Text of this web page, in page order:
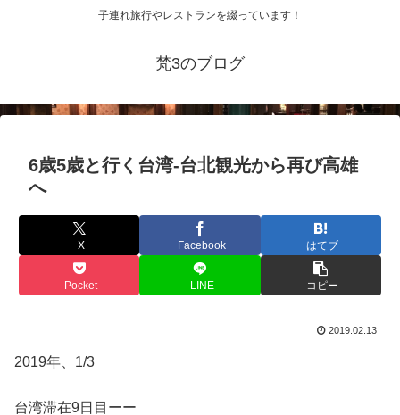
子連れ旅行やレストランを綴っています！
梵3のブログ
6歳5歳と行く台湾-台北観光から再び高雄
へ
X Facebook はてブ
Pocket LINE コピー
2019.02.13
2019年、1/3
台湾滞在9日目ーー